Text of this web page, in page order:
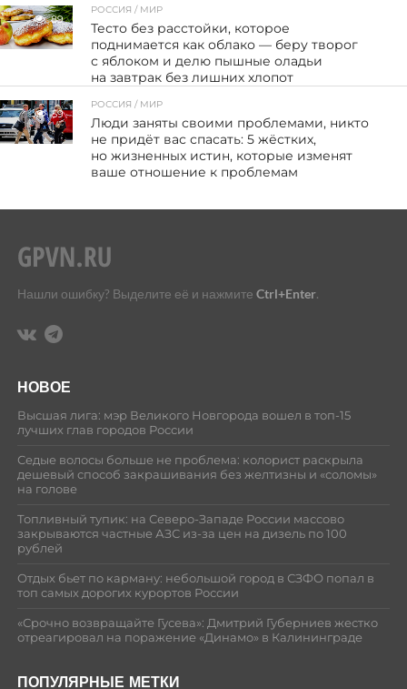
89
РОССИЯ / МИР
Тесто без расстойки, которое
поднимается как облако — беру творог
с яблоком и делю пышные оладьи
на завтрак без лишних хлопот
59
РОССИЯ / МИР
Люди заняты своими проблемами, никто
не придёт вас спасать: 5 жёстких,
но жизненных истин, которые изменят
ваше отношение к проблемам
Нашли ошибку? Выделите её и нажмите Ctrl+Enter.
НОВОЕ
Высшая лига: мэр Великого Новгорода вошел в топ-15
лучших глав городов России
Седые волосы больше не проблема: колорист раскрыла
дешевый способ закрашивания без желтизны и «соломы»
на голове
Топливный тупик: на Северо-Западе России массово
закрываются частные АЗС из-за цен на дизель по 100
рублей
Отдых бьет по карману: небольшой город в СЗФО попал в
топ самых дорогих курортов России
«Срочно возвращайте Гусева»: Дмитрий Губерниев жестко
отреагировал на поражение «Динамо» в Калининграде
ПОПУЛЯРНЫЕ МЕТКИ